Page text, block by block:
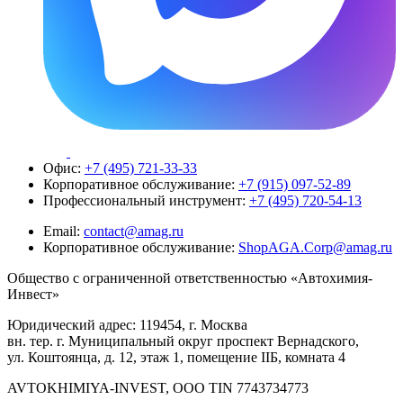
Офис: +7 (495) 721-33-33
Корпоративное обслуживание: +7 (915) 097-52-89
Профессиональный инструмент: +7 (495) 720-54-13
Email: contact@amag.ru
Корпоративное обслуживание: ShopAGA.Corp@amag.ru
Общество с ограниченной ответственностью «Автохимия-
Инвест»
Юридический адрес: 119454, г. Москва
вн. тер. г. Муниципальный округ проспект Вернадского,
ул. Коштоянца, д. 12, этаж 1, помещение IIБ, комната 4
AVTOKHIMIYA-INVEST, OOO TIN 7743734773